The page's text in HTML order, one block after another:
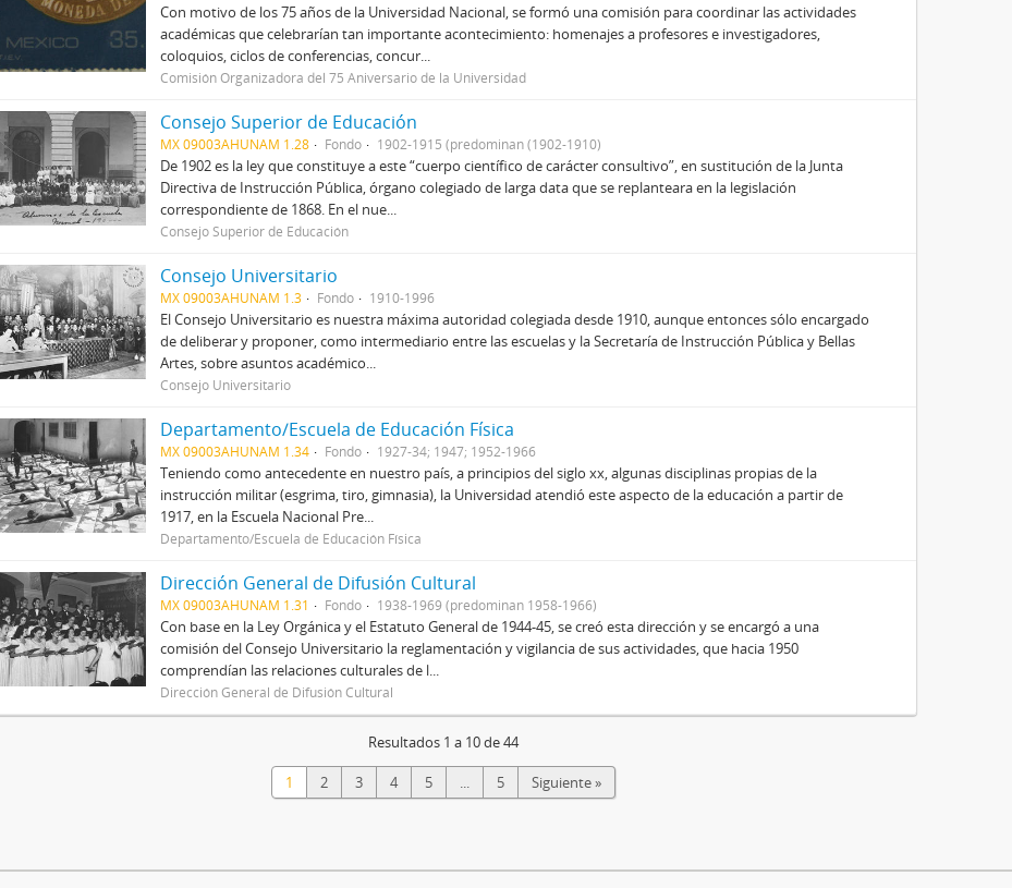
Con motivo de los 75 años de la Universidad Nacional, se formó una comisión para coordinar las actividades
académicas que celebrarían tan importante acontecimiento: homenajes a profesores e investigadores,
coloquios, ciclos de conferencias, concur...
Comisión Organizadora del 75 Aniversario de la Universidad
Consejo Superior de Educación
MX 09003AHUNAM 1.28 Fondo 1902-1915 (predominan (1902-1910)
De 1902 es la ley que constituye a este “cuerpo científico de carácter consultivo”, en sustitución de la Junta
Directiva de Instrucción Pública, órgano colegiado de larga data que se replanteara en la legislación
correspondiente de 1868. En el nue...
Consejo Superior de Educación
Consejo Universitario
MX 09003AHUNAM 1.3 Fondo 1910-1996
El Consejo Universitario es nuestra máxima autoridad colegiada desde 1910, aunque entonces sólo encargado
de deliberar y proponer, como intermediario entre las escuelas y la Secretaría de Instrucción Pública y Bellas
Artes, sobre asuntos académico...
Consejo Universitario
Departamento/Escuela de Educación Física
MX 09003AHUNAM 1.34 Fondo 1927-34; 1947; 1952-1966
Teniendo como antecedente en nuestro país, a principios del siglo xx, algunas disciplinas propias de la
instrucción militar (esgrima, tiro, gimnasia), la Universidad atendió este aspecto de la educación a partir de
1917, en la Escuela Nacional Pre...
Departamento/Escuela de Educación Física
Dirección General de Difusión Cultural
MX 09003AHUNAM 1.31 Fondo 1938-1969 (predominan 1958-1966)
Con base en la Ley Orgánica y el Estatuto General de 1944-45, se creó esta dirección y se encargó a una
comisión del Consejo Universitario la reglamentación y vigilancia de sus actividades, que hacia 1950
comprendían las relaciones culturales de l...
Dirección General de Difusión Cultural
Resultados 1 a 10 de 44
1 2 3 4 5 ... 5 Siguiente »